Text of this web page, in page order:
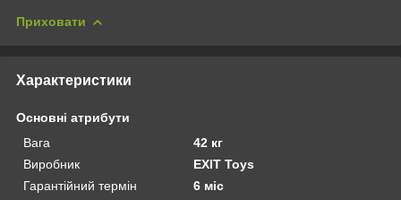
Приховати
Характеристики
Основні атрибути
Вага
42 кг
Виробник
EXIT Toys
Гарантійний термін
6 міс